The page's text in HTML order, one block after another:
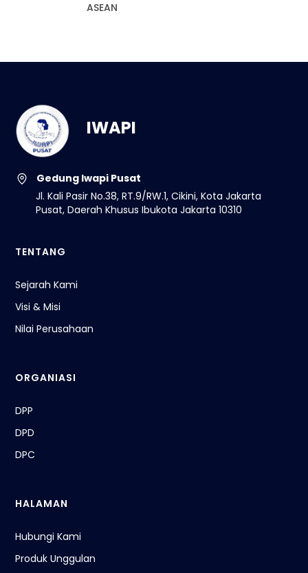
ASEAN
IWAPI
Gedung Iwapi Pusat
Jl. Kali Pasir No.38, RT.9/RW.1, Cikini, Kota Jakarta
Pusat, Daerah Khusus Ibukota Jakarta 10310
TENTANG
Sejarah Kami
Visi & Misi
Nilai Perusahaan
ORGANIASI
DPP
DPD
DPC
HALAMAN
Hubungi Kami
Produk Unggulan